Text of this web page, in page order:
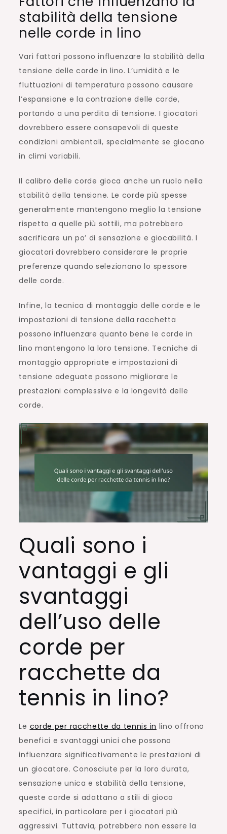
stabilità della tensione
nelle corde in lino
Vari fattori possono influenzare la stabilità della
tensione delle corde in lino. L’umidità e le
fluttuazioni di temperatura possono causare
l’espansione e la contrazione delle corde,
portando a una perdita di tensione. I giocatori
dovrebbero essere consapevoli di queste
condizioni ambientali, specialmente se giocano
in climi variabili.
Il calibro delle corde gioca anche un ruolo nella
stabilità della tensione. Le corde più spesse
generalmente mantengono meglio la tensione
rispetto a quelle più sottili, ma potrebbero
sacrificare un po’ di sensazione e giocabilità. I
giocatori dovrebbero considerare le proprie
preferenze quando selezionano lo spessore
delle corde.
Infine, la tecnica di montaggio delle corde e le
impostazioni di tensione della racchetta
possono influenzare quanto bene le corde in
lino mantengono la loro tensione. Tecniche di
montaggio appropriate e impostazioni di
tensione adeguate possono migliorare le
prestazioni complessive e la longevità delle
corde.
Quali sono i
vantaggi e gli
svantaggi
dell’uso delle
corde per
racchette da
tennis in lino?
Le corde per racchette da tennis in lino offrono
benefici e svantaggi unici che possono
influenzare significativamente le prestazioni di
un giocatore. Conosciute per la loro durata,
sensazione unica e stabilità della tensione,
queste corde si adattano a stili di gioco
specifici, in particolare per i giocatori più
aggressivi. Tuttavia, potrebbero non essere la